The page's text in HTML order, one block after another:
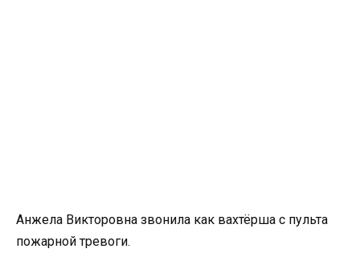
Анжела Викторовна звонила как вахтёрша с пульта
пожарной тревоги.